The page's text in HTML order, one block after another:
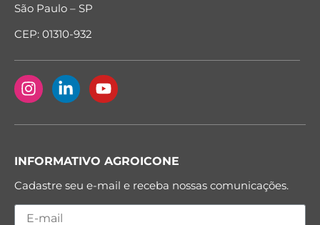
São Paulo – SP
CEP: 01310-932
INFORMATIVO AGROICONE
Cadastre seu e-mail e receba nossas comunicações.